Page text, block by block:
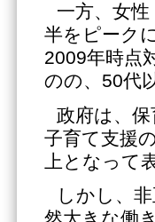
一方、女
半をピーク
2009年時点
のの、50代
政府は、
子育て支援
上となって
しかし、